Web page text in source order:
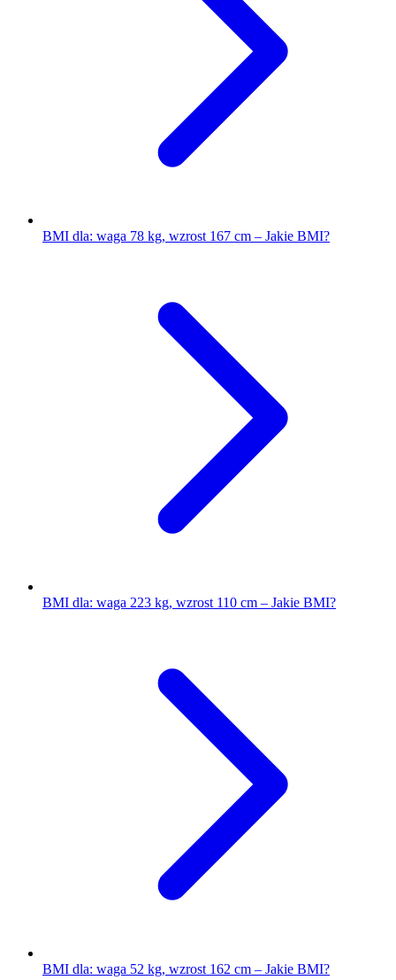
BMI dla: waga 78 kg, wzrost 167 cm – Jakie BMI?
BMI dla: waga 223 kg, wzrost 110 cm – Jakie BMI?
BMI dla: waga 52 kg, wzrost 162 cm – Jakie BMI?